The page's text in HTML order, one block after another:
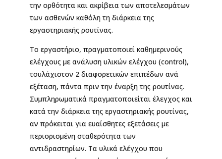
την ορθότητα και ακρίβεια των αποτελεσμάτων
των ασθενών καθόλη τη διάρκεια της
εργαστηριακής ρουτίνας.
Το εργαστήριο, πραγματοποιεί καθημερινούς
ελέγχους με ανάλυση υλικών ελέγχου (control),
τουλάχιστον 2 διαφορετικών επιπέδων ανά
εξέταση, πάντα πριν την έναρξη της ρουτίνας.
Συμπληρωματικά πραγματοποιείται έλεγχος και
κατά την διάρκεια της εργαστηριακής ρουτίνας,
αν πρόκειται για ευαίσθητες εξετάσεις με
περιορισμένη σταθερότητα των
αντιδραστηρίων. Τα υλικά ελέγχου που